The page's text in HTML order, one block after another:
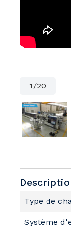
1 /20
Type de
Système